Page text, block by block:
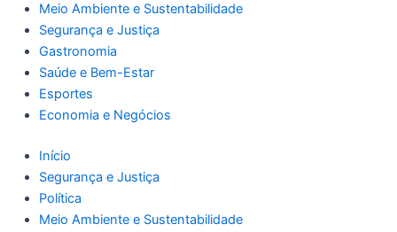
Meio Ambiente e Sustentabilidade
Segurança e Justiça
Gastronomia
Saúde e Bem-Estar
Esportes
Economia e Negócios
Início
Segurança e Justiça
Política
Meio Ambiente e Sustentabilidade